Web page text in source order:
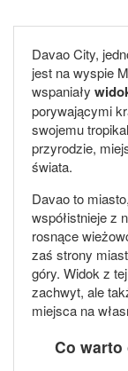
Davao City,
jest na wyspie
wspaniały
porywającymi
swojemu
przyrodzie,
świata.
Davao to
współistnieje z
rosnące
zaś strony
góry. Widok z
zachwyt, ale
miejsca na
Co